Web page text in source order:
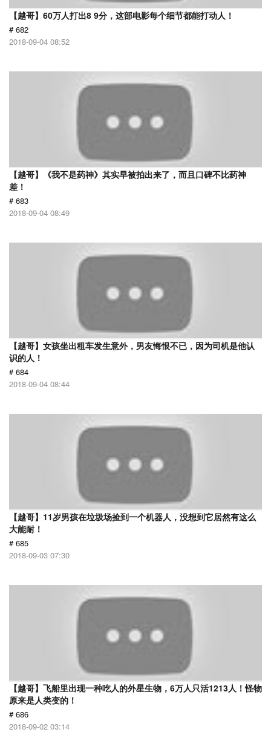
【越哥】60万人打出8 9分，这部电影每个细节都能打动人！
# 682
2018-09-04 08:52
【越哥】《我不是药神》其实早被拍出来了，而且口碑不比药神
差！
# 683
2018-09-04 08:49
【越哥】女孩坐出租车发生意外，男友悔恨不已，因为司机是他认
识的人！
# 684
2018-09-04 08:44
【越哥】11岁男孩在垃圾场捡到一个机器人，没想到它居然有这么
大能耐！
# 685
2018-09-03 07:30
【越哥】飞船里出现一种吃人的外星生物，6万人只活1213人！怪物
原来是人类变的！
# 686
2018-09-02 03:14